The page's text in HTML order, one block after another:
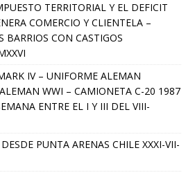
TERRITORIAL Y EL DEFICIT
COMERCIO Y CLIENTELA –
BARRIOS CON CASTIGOS
IV – UNIFORME ALEMAN
WWI – CAMIONETA C-20 1987
ENTRE EL I Y III DEL VIII-
PUNTA ARENAS CHILE XXXI-VII-